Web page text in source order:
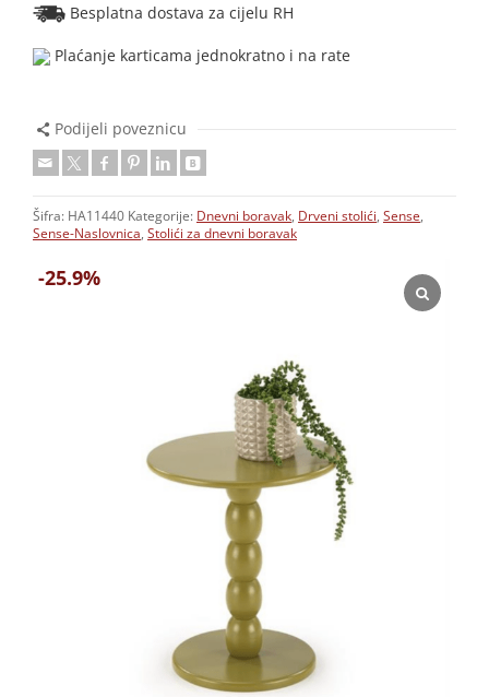
-25.9%
Besplatna dostava za cijelu RH
Plaćanje karticama jednokratno i na rate
Podijeli poveznicu
Šifra: HA11440 Kategorije: Dnevni boravak, Drveni stolići, Sense,
Sense-Naslovnica, Stolići za dnevni boravak